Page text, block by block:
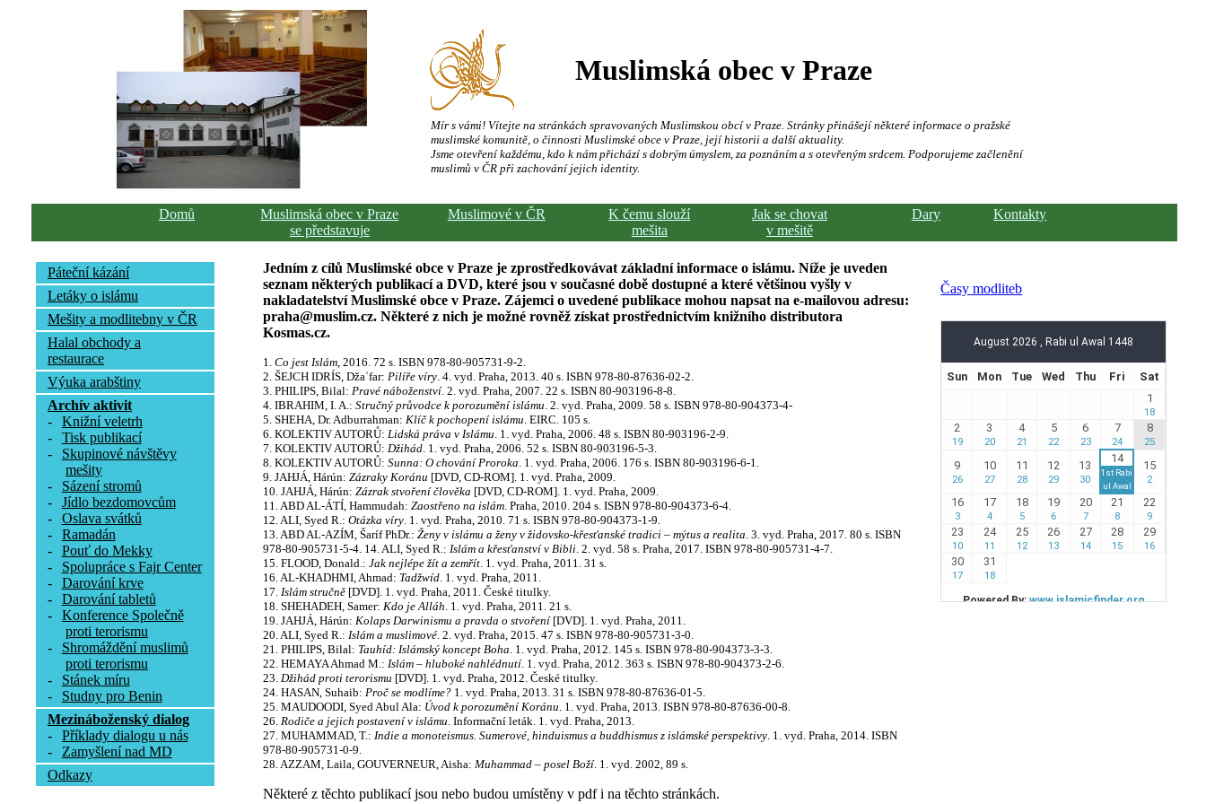
Muslimská obec v Praze
Mír s vámi! Vítejte na stránkách spravovaných Muslimskou obcí v Praze. Stránky přinášejí některé informace o pražské
muslimské komunitě, o činnosti Muslimské obce v Praze, její historii a další aktuality.
Jsme otevření každému, kdo k nám přichází s dobrým úmyslem, za poznáním a s otevřeným srdcem. Podporujeme začlenění
muslimů v ČR při zachování jejich identity.
Domů
Muslimská obec v Praze
se představuje
Muslimové v ČR
K čemu slouží
mešita
Jak se chovat
v mešitě
Dary Kontakty
Páteční kázání
Letáky o islámu
Mešity a modlitebny v ČR
Halal obchody a
restaurace
Výuka arabštiny
Archív aktivit
-
Knižní veletrh
-
Tisk publikací
-
Skupinové návštěvy
mešity
-
Sázení stromů
-
Jídlo bezdomovcům
-
Oslava svátků
-
Ramadán
-
Pouť do Mekky
-
Spolupráce s Fajr Center
-
Darování krve
-
Darování tabletů
-
Konference Společně
proti terorismu
-
Shromáždění muslimů
proti terorismu
-
Stánek míru
-
Studny pro Benin
Mezináboženský dialog
-
Příklady dialogu u nás
-
Zamyšlení nad MD
Odkazy
Jedním z cílů Muslimské obce v Praze je zprostředkovávat základní informace o islámu. Níže je uveden
seznam některých publikací a DVD, které jsou v současné době dostupné a které většinou vyšly v
nakladatelství Muslimské obce v Praze. Zájemci o uvedené publikace mohou napsat na e-mailovou adresu:
praha@muslim.cz. Některé z nich je možné rovněž získat prostřednictvím knižního distributora
Kosmas.cz.
1. Co jest Islám, 2016. 72 s. ISBN 978-80-905731-9-2.
2. ŠEJCH IDRÍS, Džaʿfar: Pilíře víry. 4. vyd. Praha, 2013. 40 s. ISBN 978-80-87636-02-2.
3. PHILIPS, Bilal: Pravé náboženství. 2. vyd. Praha, 2007. 22 s. ISBN 80-903196-8-8.
4. IBRAHIM, I. A.: Stručný průvodce k porozumění islámu. 2. vyd. Praha, 2009. 58 s. ISBN 978-80-904373-4-
5. SHEHA, Dr. Adburrahman: Klíč k pochopení islámu. EIRC. 105 s.
6. KOLEKTIV AUTORŮ: Lidská práva v Islámu. 1. vyd. Praha, 2006. 48 s. ISBN 80-903196-2-9.
7. KOLEKTIV AUTORŮ: Džihád. 1. vyd. Praha, 2006. 52 s. ISBN 80-903196-5-3.
8. KOLEKTIV AUTORŮ: Sunna: O chování Proroka. 1. vyd. Praha, 2006. 176 s. ISBN 80-903196-6-1.
9. JAHJÁ, Hárún: Zázraky Koránu [DVD, CD-ROM]. 1. vyd. Praha, 2009.
10. JAHJÁ, Hárún: Zázrak stvoření člověka [DVD, CD-ROM]. 1. vyd. Praha, 2009.
11. ABD AL-ÁTÍ, Hammudah: Zaostřeno na islám. Praha, 2010. 204 s. ISBN 978-80-904373-6-4.
12. ALI, Syed R.: Otázka víry. 1. vyd. Praha, 2010. 71 s. ISBN 978-80-904373-1-9.
13. ABD AL-AZÍM, Šaríf PhDr.: Ženy v islámu a ženy v židovsko-křesťanské tradici – mýtus a realita. 3. vyd. Praha, 2017. 80 s. ISBN
978-80-905731-5-4. 14. ALI, Syed R.: Islám a křesťanství v Bibli. 2. vyd. 58 s. Praha, 2017. ISBN 978-80-905731-4-7.
15. FLOOD, Donald.: Jak nejlépe žít a zemřít. 1. vyd. Praha, 2011. 31 s.
16. AL-KHADHMI, Ahmad: Tadžwíd. 1. vyd. Praha, 2011.
17. Islám stručně[DVD]. 1. vyd. Praha, 2011. České titulky.
18. SHEHADEH, Samer: Kdo je Alláh. 1. vyd. Praha, 2011. 21 s.
19. JAHJÁ, Hárún: Kolaps Darwinismu a pravda o stvoření[DVD]. 1. vyd. Praha, 2011.
20. ALI, Syed R.: Islám a muslimové. 2. vyd. Praha, 2015. 47 s. ISBN 978-80-905731-3-0.
21. PHILIPS, Bilal: Tauhíd: Islámský koncept Boha. 1. vyd. Praha, 2012. 145 s. ISBN 978-80-904373-3-3.
22. HEMAYA Ahmad M.: Islám – hluboké nahlédnutí. 1. vyd. Praha, 2012. 363 s. ISBN 978-80-904373-2-6.
23. Džihád proti terorismu [DVD]. 1. vyd. Praha, 2012. České titulky.
24. HASAN, Suhaib: Proč se modlíme?1. vyd. Praha, 2013. 31 s. ISBN 978-80-87636-01-5.
25. MAUDOODI, Syed Abul Ala: Úvod k porozumění Koránu. 1. vyd. Praha, 2013. ISBN 978-80-87636-00-8.
26. Rodiče a jejich postavení v islámu. Informační leták. 1. vyd. Praha, 2013.
27. MUHAMMAD, T.: Indie a monoteismus. Sumerové, hinduismus a buddhismus z islámské perspektivy. 1. vyd. Praha, 2014. ISBN
978-80-905731-0-9.
28. AZZAM, Laila, GOUVERNEUR, Aisha: Muhammad – posel Boží. 1. vyd. 2002, 89 s.
Některé z těchto publikací jsou nebo budou umístěny v pdf i na těchto stránkách.
Časy modliteb